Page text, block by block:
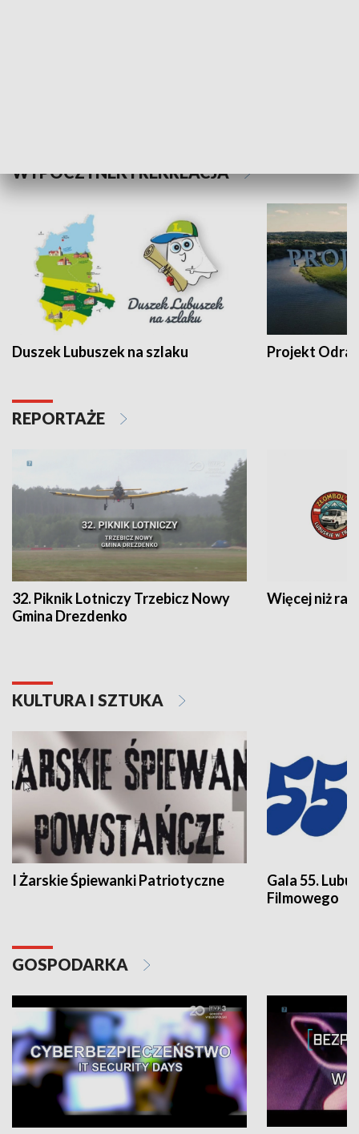
WYPOCZYNEK I REKREACJA
Duszek Lubuszek na szlaku Projekt Odra
REPORTAŻE
32. Piknik Lotniczy Trzebicz Nowy
Gmina Drezdenko
Więcej niż rajd
KULTURA I SZTUKA
I Żarskie Śpiewanki Patriotyczne
Gala 55.
Filmowego
GOSPODARKA